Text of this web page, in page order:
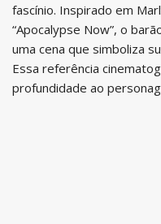
fascínio. Inspirado em
“Apocalypse Now”, o
uma cena que simboliza
Essa referência
profundidade ao